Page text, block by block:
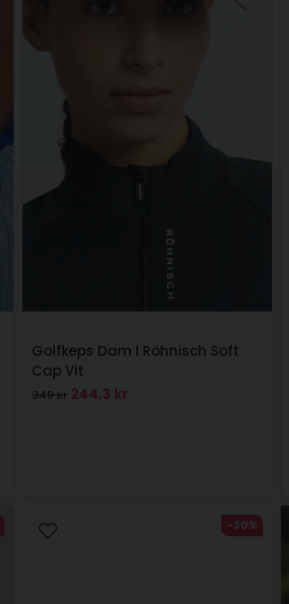
Golfkeps Dam I Röhnisch Soft
Cap Vit
349 kr 244,3 kr
-30%